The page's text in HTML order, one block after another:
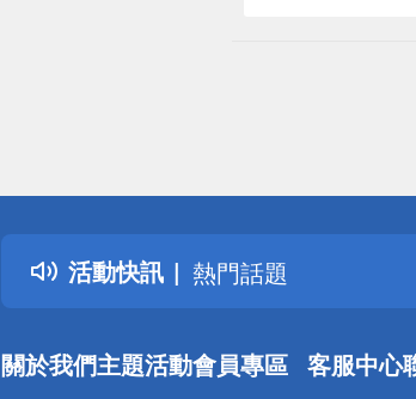
活動快訊
詐騙網頁！請小心！
得獎公告
熱門話題
銀行優惠
詐騙網頁！請小心！
關於我們主題活動會員專區 客服中心